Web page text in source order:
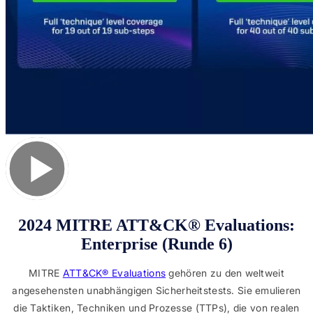
2024 MITRE ATT&CK® Evaluations:
Enterprise (Runde 6)
MITRE ATT&CK® Evaluations gehören zu den weltweit
angesehensten unabhängigen Sicherheitstests. Sie emulieren
die Taktiken, Techniken und Prozesse (TTPs), die von realen